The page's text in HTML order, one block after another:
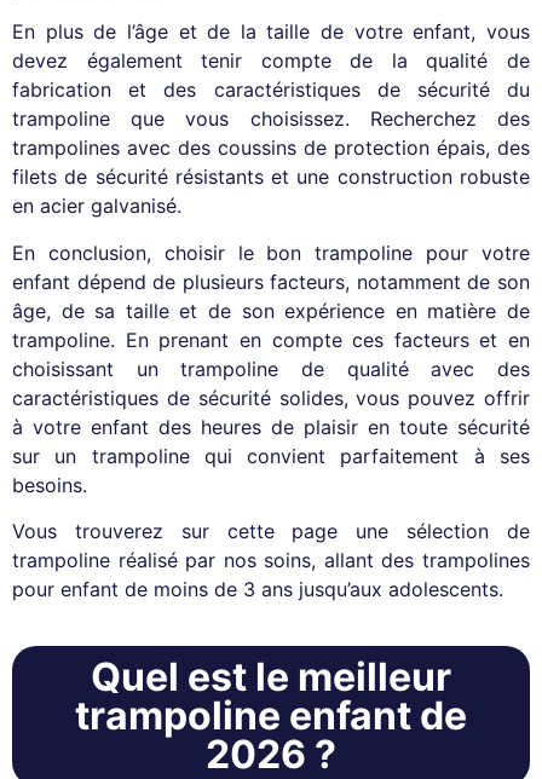
En plus de l’âge et de la taille de votre enfant, vous
devez également tenir compte de la qualité de
fabrication et des caractéristiques de sécurité du
trampoline que vous choisissez. Recherchez des
trampolines avec des coussins de protection épais, des
filets de sécurité résistants et une construction robuste
en acier galvanisé.
En conclusion, choisir le bon trampoline pour votre
enfant dépend de plusieurs facteurs, notamment de son
âge, de sa taille et de son expérience en matière de
trampoline. En prenant en compte ces facteurs et en
choisissant un trampoline de qualité avec des
caractéristiques de sécurité solides, vous pouvez offrir
à votre enfant des heures de plaisir en toute sécurité
sur un trampoline qui convient parfaitement à ses
besoins.
Vous trouverez sur cette page une sélection de
trampoline réalisé par nos soins, allant des trampolines
pour enfant de moins de 3 ans jusqu’aux adolescents.
Quel est le meilleur
trampoline enfant de
2026 ?